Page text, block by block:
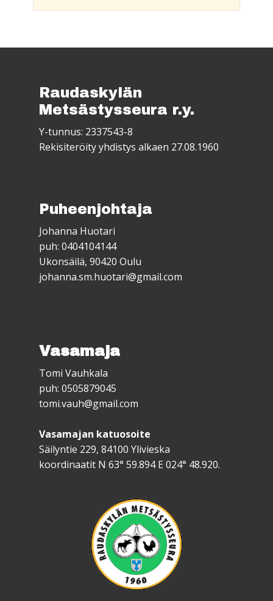
Raudaskylän
Metsästysseura r.y.
Y-tunnus: 2337543-8
Rekisiteröity yhdistys alkaen 27.08.1960
Puheenjohtaja
Johanna Huotari
puh: 0404104144
Ukonsäilä, 90420 Oulu
johanna.sm.huotari@gmail.com
Vasamaja
Tomi Vauhkala
puh: 0505879045
tomi.vauh@gmail.com
Vasamajan katuosoite
Säilyntie 229, 84100 Ylivieska
koordinaatit N 63° 59.894 E 024° 48.920.